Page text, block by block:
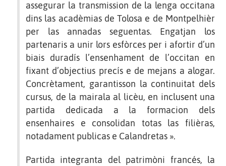
assegurar la transmission de la lenga occitana
dins las acadèmias de Tolosa e de Montpelhièr
per las annadas seguentas. Engatjan los
partenaris a unir lors esfòrces per i afortir d’un
biais duradís l’ensenhament de l’occitan en
fixant d’objectius precís e de mejans a alogar.
Concrètament, garantisson la continuitat dels
cursus, de la mairala al licèu, en inclusent una
partida dedicada a la formacion dels
ensenhaires e consolidan totas las filièras,
notadament publicas e Calandretas ».
Partida integranta del patrimòni francés, la